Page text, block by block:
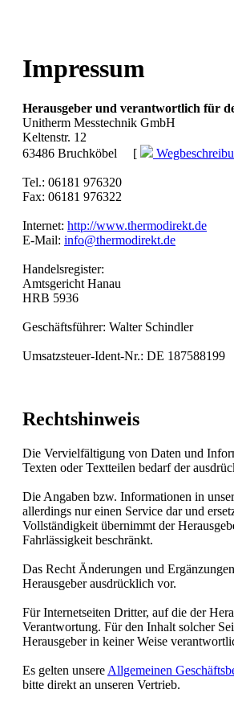
Impressum
Herausgeber und verantwortlich für
Unitherm Messtechnik GmbH
Keltenstr. 12
63486 Bruchköbel [
Tel.: 06181 976320
Fax: 06181 976322
Internet: http://www.thermodirekt.de
E-Mail: info@thermodirekt.de
Handelsregister:
Amtsgericht Hanau
HRB 5936
Geschäftsführer: Walter Schindler
Umsatzsteuer-Ident-Nr.: DE 187588199
Rechtshinweis
Die Vervielfältigung von Daten und
Texten oder Textteilen bedarf der
Die Angaben bzw. Informationen in
allerdings nur einen Service dar und
Vollständigkeit übernimmt der
Fahrlässigkeit beschränkt.
Das Recht Änderungen und
Herausgeber ausdrücklich vor.
Für Internetseiten Dritter, auf die der
Verantwortung. Für den Inhalt solcher
Herausgeber in keiner Weise
Es gelten unsere Allgemeinen
bitte direkt an unseren Vertrieb.